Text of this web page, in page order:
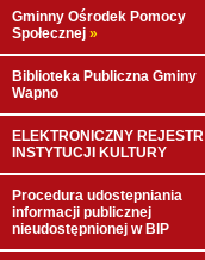
Gminny Ośrodek Pomocy
Społecznej »
Biblioteka Publiczna Gminy
Wapno
ELEKTRONICZNY REJESTR
INSTYTUCJI KULTURY
Procedura udostepniania
informacji publicznej
nieudostępnionej w BIP